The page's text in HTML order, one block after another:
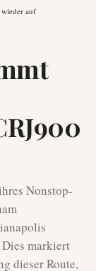
auf
Nonstop-
markiert
dieser Route,